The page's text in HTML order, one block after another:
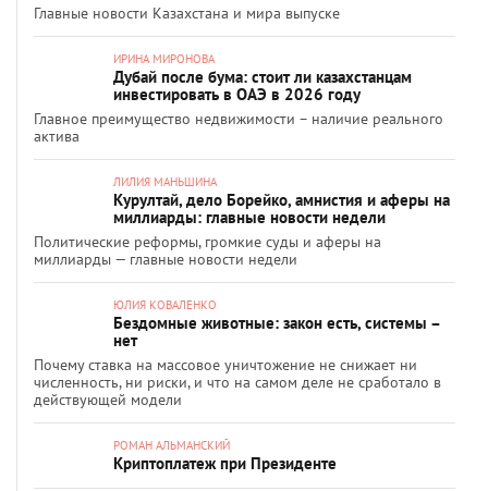
Главные новости Казахстана и мира выпуске
ИРИНА МИРОНОВА
Дубай после бума: стоит ли казахстанцам
инвестировать в ОАЭ в 2026 году
Главное преимущество недвижимости – наличие реального
актива
ЛИЛИЯ МАНЬШИНА
Курултай, дело Борейко, амнистия и аферы на
миллиарды: главные новости недели
Политические реформы, громкие суды и аферы на
миллиарды — главные новости недели
ЮЛИЯ КОВАЛЕНКО
Бездомные животные: закон есть, системы –
нет
Почему ставка на массовое уничтожение не снижает ни
численность, ни риски, и что на самом деле не сработало в
действующей модели
РОМАН АЛЬМАНСКИЙ
Криптоплатеж при Президенте